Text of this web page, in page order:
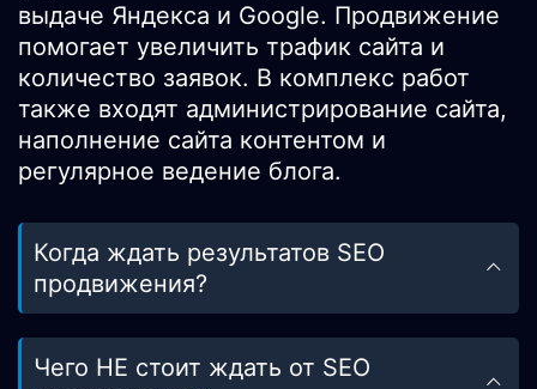
выдаче Яндекса и Google. Продвижение
помогает увеличить трафик сайта и
количество заявок. В комплекс работ
также входят администрирование сайта,
наполнение сайта контентом и
регулярное ведение блога.
Когда ждать результатов SEO
продвижения?
Чего НЕ стоит ждать от SEO